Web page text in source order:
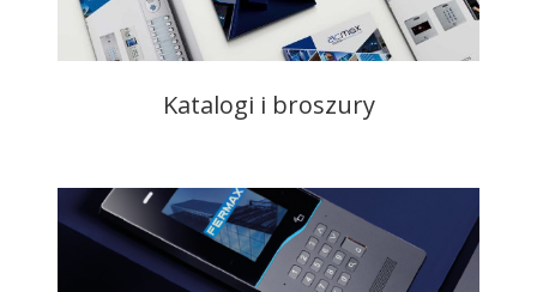
Katalogi i broszury